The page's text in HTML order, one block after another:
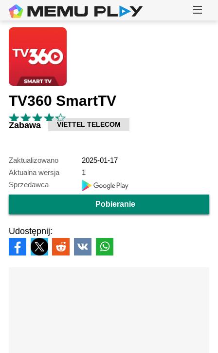
TV360 SmartTV
Zabawa VIETTEL TELECOM
Zaktualizowano
2025-01-17
Aktualna wersja
1
Sprzedawca
Pobieranie
Udostępnij: